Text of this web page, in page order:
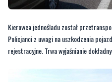
Policjanci z uwagi na uszkodzenia